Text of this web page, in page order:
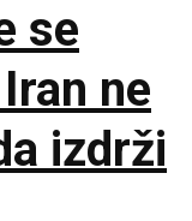
se
ne
izdrži